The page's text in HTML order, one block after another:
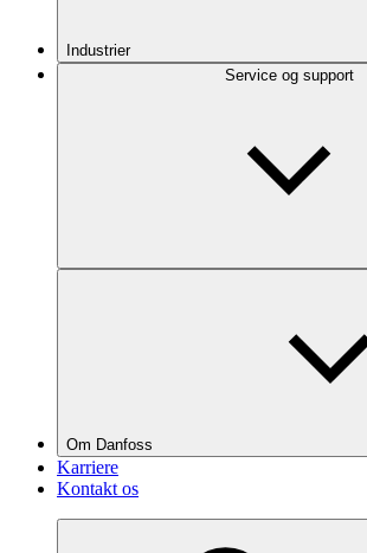
Industrier
Service og support
Om Danfoss
Karriere
Kontakt os